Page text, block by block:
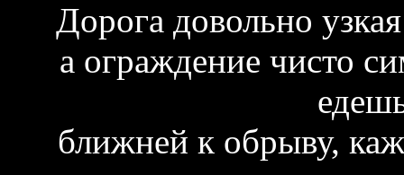
Дорога довольно
а ограждение чисто
ближней к обрыву,